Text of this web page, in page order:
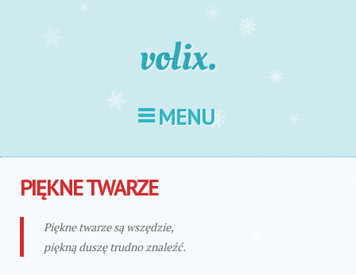
volix.
MENU
PIĘKNE TWARZE
Piękne twarze są wszędzie,
piękną duszę trudno znaleźć.